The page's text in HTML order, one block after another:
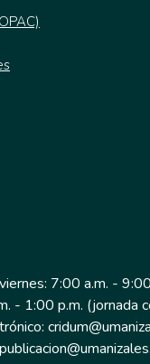
7:00 a.m. -
- 1:00 p.m. (jornada